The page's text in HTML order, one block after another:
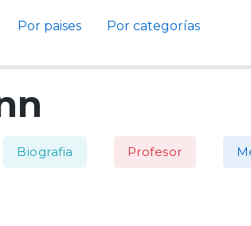
Por paises Por categorías
Biografia Profesor